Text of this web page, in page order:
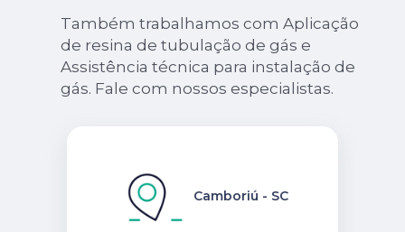
Também trabalhamos com Aplicação
de resina de tubulação de gás e
Assistência técnica para instalação de
gás. Fale com nossos especialistas.
Camboriú - SC